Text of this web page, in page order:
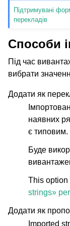
Підтримувані
перекладів
Способи
Під час
вибрати
Додати як
наявних
є типовим.
Буде
This option
strings»
Додати як
Imported